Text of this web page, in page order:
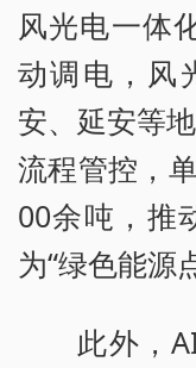
风光电一体
动调电，风
安、延安等
流程管控，
00余吨，推
为“绿色能源点
此外，